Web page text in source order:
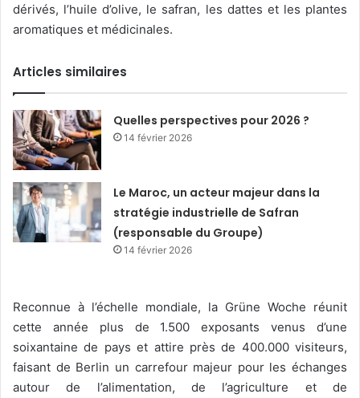
dérivés, l’huile d’olive, le safran, les dattes et les plantes
aromatiques et médicinales.
Articles similaires
Quelles perspectives pour 2026 ?
14 février 2026
Le Maroc, un acteur majeur dans la
stratégie industrielle de Safran
(responsable du Groupe)
14 février 2026
Reconnue à l’échelle mondiale, la Grüne Woche réunit
cette année plus de 1.500 exposants venus d’une
soixantaine de pays et attire près de 400.000 visiteurs,
faisant de Berlin un carrefour majeur pour les échanges
autour de l’alimentation, de l’agriculture et de